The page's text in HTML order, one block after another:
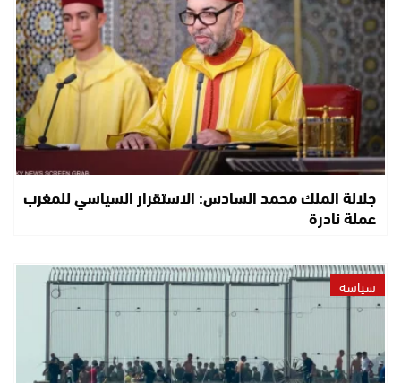
جلالة الملك محمد السادس: الاستقرار السياسي للمغرب
عملة نادرة
سياسة